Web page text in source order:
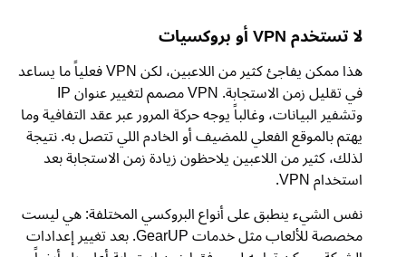
لا تستخدم VPN أو بروكسيات
هذا ممكن يفاجئ كثير من اللاعبين، لكن VPN فعلياً ما يساعد
في تقليل زمن الاستجابة. VPN مصمم لتغيير عنوان IP
وتشفير البيانات، وغالباً يوجه حركة المرور عبر عقد التفافية وما
يهتم بالموقع الفعلي للمضيف أو الخادم اللي تتصل به. نتيجة
لذلك، كثير من اللاعبين يلاحظون زيادة زمن الاستجابة بعد
استخدام VPN.
نفس الشيء ينطبق على أنواع البروكسي المختلفة: هي ليست
مخصصة للألعاب مثل خدمات GearUP. بعد تغيير إعدادات